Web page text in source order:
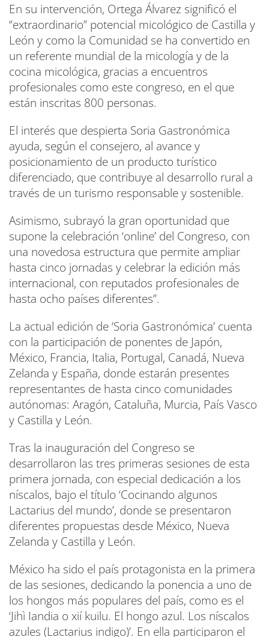
En su intervención, Ortega Álvarez significó el
“extraordinario” potencial micológico de Castilla y
León y como la Comunidad se ha convertido en
un referente mundial de la micología y de la
cocina micológica, gracias a encuentros
profesionales como este congreso, en el que
están inscritas 800 personas.
El interés que despierta Soria Gastronómica
ayuda, según el consejero, al avance y
posicionamiento de un producto turístico
diferenciado, que contribuye al desarrollo rural a
través de un turismo responsable y sostenible.
Asimismo, subrayó la gran oportunidad que
supone la celebración ‘online’ del Congreso, con
una novedosa estructura que permite ampliar
hasta cinco jornadas y celebrar la edición más
internacional, con reputados profesionales de
hasta ocho países diferentes”.
La actual edición de ‘Soria Gastronómica’ cuenta
con la participación de ponentes de Japón,
México, Francia, Italia, Portugal, Canadá, Nueva
Zelanda y España, donde estarán presentes
representantes de hasta cinco comunidades
autónomas: Aragón, Cataluña, Murcia, País Vasco
y Castilla y León.
Tras la inauguración del Congreso se
desarrollaron las tres primeras sesiones de esta
primera jornada, con especial dedicación a los
níscalos, bajo el título ‘Cocinando algunos
Lactarius del mundo’, donde se presentaron
diferentes propuestas desde México, Nueva
Zelanda y Castilla y León.
México ha sido el país protagonista en la primera
de las sesiones, dedicando la ponencia a uno de
los hongos más populares del país, como es el
‘Jihì Iandia o xií kuilu. El hongo azul. Los níscalos
azules (Lactarius indigo)’. En ella participaron el